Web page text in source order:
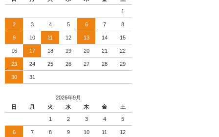
1
2 3 4 5 6 7 8
9 10 11 12 13 14 15
16 17 18 19 20 21 22
23 24 25 26 27 28 29
30 31
2026年9月
日
月 火 水 木 金 土
1 2 3 4 5
6 7 8 9 10 11 12